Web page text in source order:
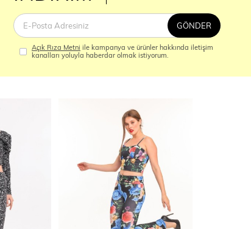
GÖNDER
Açık Rıza Metni ile kampanya ve ürünler hakkında iletişim
kanalları yoluyla haberdar olmak istiyorum.